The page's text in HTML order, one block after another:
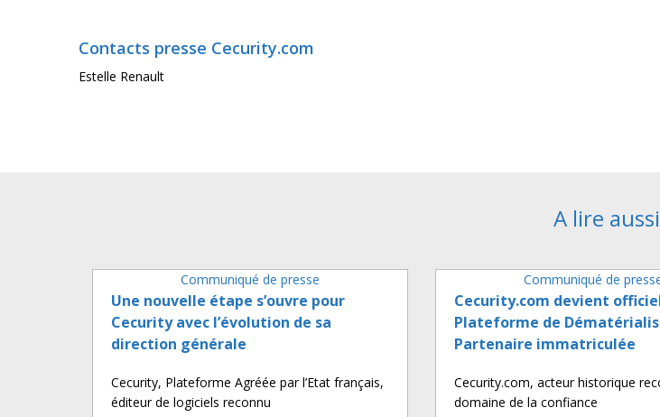
Contacts presse Cecurity.com
Estelle Renault
A lire aussi
Communiqué de presse
Une nouvelle étape s’ouvre pour
Cecurity avec l’évolution de sa
direction générale
Cecurity, Plateforme Agréée par l’Etat français,
éditeur de logiciels reconnu
Communiqué de
Cecurity.com devient
Plateforme de
Partenaire immatriculée
Cecurity.com, acteur historique
domaine de la confiance